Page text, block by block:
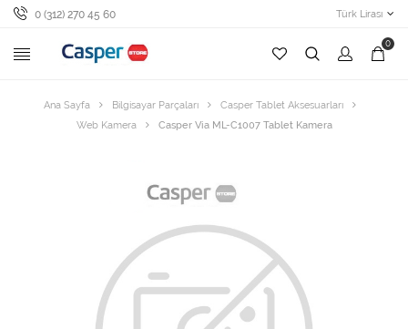
0 (312) 270 45 60 Türk Lirası
0
Ana Sayfa Bilgisayar Parçaları
Casper Tablet Aksesuarları
Web Kamera
Casper Via ML-C1007 Tablet Kamera